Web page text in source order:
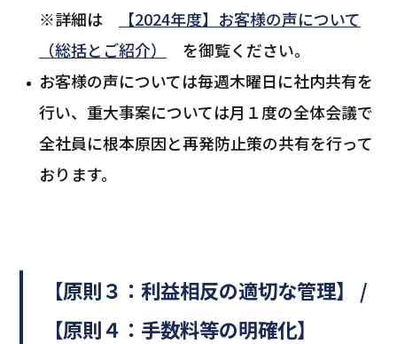
※詳細は
【2024年度】お客様の声について
（総括とご紹介）
を御覧ください。
お客様の声については毎週木曜日に社内共有を
行い、重大事案については月１度の全体会議で
全社員に根本原因と再発防止策の共有を行って
おります。
【原則３：利益相反の適切な管理】 /
【原則４：手数料等の明確化】